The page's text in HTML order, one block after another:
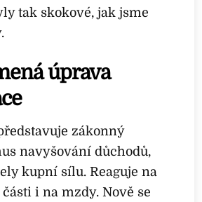
tak skokové, jak jsme
úprava
zákonný
navyšování důchodů,
kupní sílu. Reaguje na
i na mzdy. Nově se